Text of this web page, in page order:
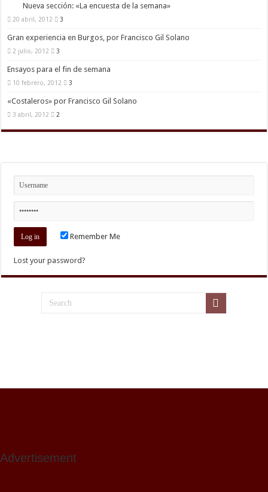
Nueva sección: «La encuesta de la semana»
20 abril, 2012 3
Gran experiencia en Burgos, por Francisco Gil Solano
2 julio, 2012 3
Ensayos para el fin de semana
10 febrero, 2012 3
«Costaleros» por Francisco Gil Solano
3 abril, 2012 2
Remember Me
Lost your password?
Advertisement